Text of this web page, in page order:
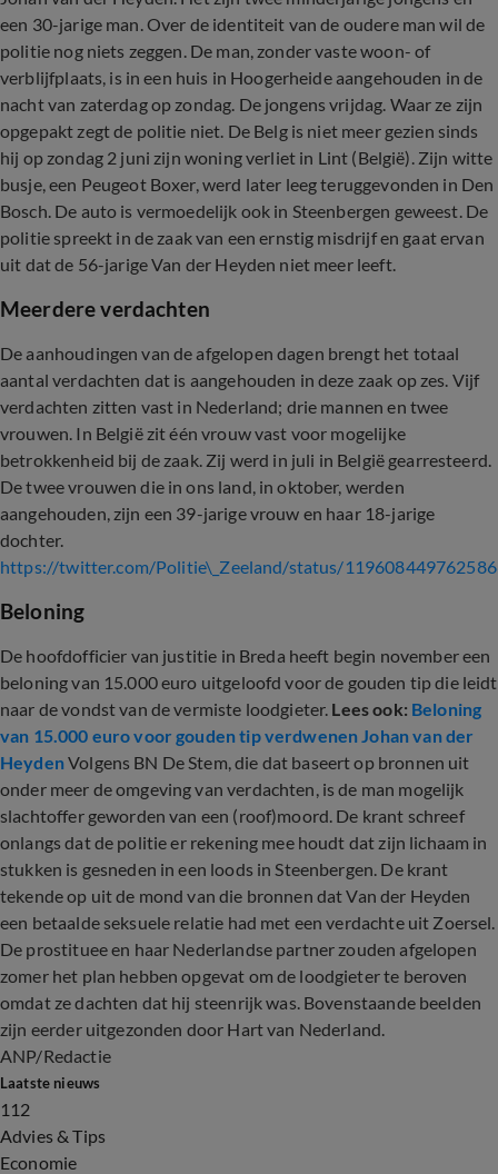
een 30-jarige man. Over de identiteit van de oudere man wil de
politie nog niets zeggen. De man, zonder vaste woon- of
verblijfplaats, is in een huis in Hoogerheide aangehouden in de
nacht van zaterdag op zondag. De jongens vrijdag. Waar ze zijn
opgepakt zegt de politie niet. De Belg is niet meer gezien sinds
hij op zondag 2 juni zijn woning verliet in Lint (België). Zijn witte
busje, een Peugeot Boxer, werd later leeg teruggevonden in Den
Bosch. De auto is vermoedelijk ook in Steenbergen geweest. De
politie spreekt in de zaak van een ernstig misdrijf en gaat ervan
uit dat de 56-jarige Van der Heyden niet meer leeft.
Meerdere verdachten
De aanhoudingen van de afgelopen dagen brengt het totaal
aantal verdachten dat is aangehouden in deze zaak op zes. Vijf
verdachten zitten vast in Nederland; drie mannen en twee
vrouwen. In België zit één vrouw vast voor mogelijke
betrokkenheid bij de zaak. Zij werd in juli in België gearresteerd.
De twee vrouwen die in ons land, in oktober, werden
aangehouden, zijn een 39-jarige vrouw en haar 18-jarige
dochter.
https://twitter.com/Politie\_Zeeland/status/
Beloning
De hoofdofficier van justitie in Breda heeft begin november een
beloning van 15.000 euro uitgeloofd voor de gouden tip die leidt
naar de vondst van de vermiste loodgieter. Lees ook: Beloning
van 15.000 euro voor gouden tip verdwenen Johan van der
HeydenVolgens BN De Stem, die dat baseert op bronnen uit
onder meer de omgeving van verdachten, is de man mogelijk
slachtoffer geworden van een (roof)moord. De krant schreef
onlangs dat de politie er rekening mee houdt dat zijn lichaam in
stukken is gesneden in een loods in Steenbergen. De krant
tekende op uit de mond van die bronnen dat Van der Heyden
een betaalde seksuele relatie had met een verdachte uit Zoersel.
De prostituee en haar Nederlandse partner zouden afgelopen
zomer het plan hebben opgevat om de loodgieter te beroven
omdat ze dachten dat hij steenrijk was. Bovenstaande beelden
zijn eerder uitgezonden door Hart van Nederland.
ANP/Redactie
Laatste nieuws
112
Advies & Tips
Economie